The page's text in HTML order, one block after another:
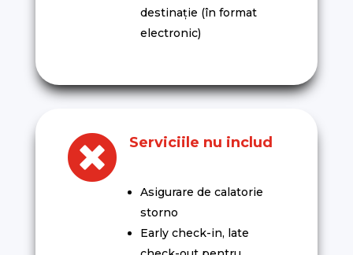
destinație (în format
electronic)
 Serviciile nu includ
Asigurare de calatorie
storno
Early check-in, late